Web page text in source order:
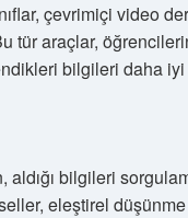
çevrimiçi video
tür araçlar,
bilgileri daha iyi
bilgileri
eleştirel